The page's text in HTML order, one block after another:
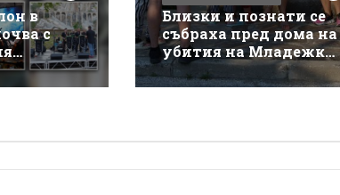
в
с
Деян
Близки и познати се
събраха пред дома на
убития на Младежки
хълм: Не е педофил,
търсеше си